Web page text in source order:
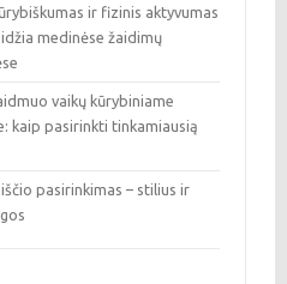
ir fizinis aktyvumas
medinėse žaidimų
vaikų kūrybiniame
kaip pasirinkti tinkamiausią
pasirinkimas – stilius ir